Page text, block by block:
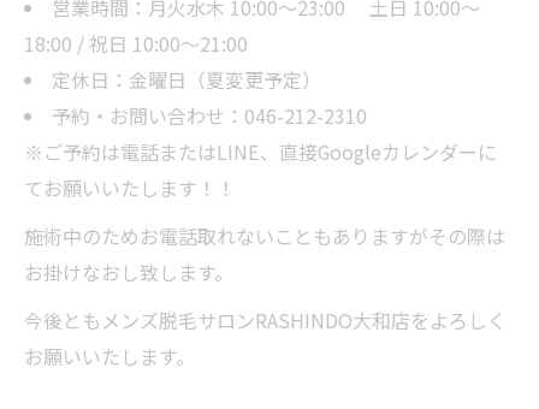
営業時間：月火水木 10:00～23:00 土日 10:00～
18:00 / 祝日 10:00～21:00
定休日：金曜日（夏変更予定）
予約・お問い合わせ：046-212-2310
※ご予約は電話またはLINE、直接Googleカレンダーに
てお願いいたします！！
施術中のためお電話取れないこともありますがその際は
お掛けなおし致します。
今後ともメンズ脱毛サロンRASHINDO大和店をよろしく
お願いいたします。